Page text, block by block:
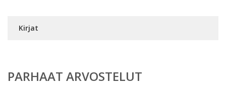
Kirjat
PARHAAT ARVOSTELUT